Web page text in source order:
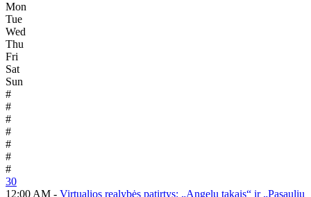
Mon
Tue
Wed
Thu
Fri
Sat
Sun
#
#
#
#
#
#
#
30
12:00 AM - Virtualios realybės patirtys: „Angelų takais“ ir „Pasaulių